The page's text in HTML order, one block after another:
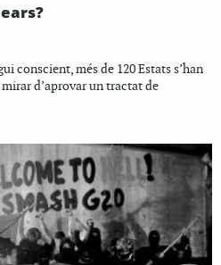
conscient, més de 120 Estats s’han
d’aprovar un tractat de